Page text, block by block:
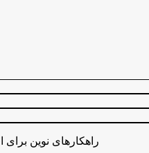
راهکارهای نوین برای